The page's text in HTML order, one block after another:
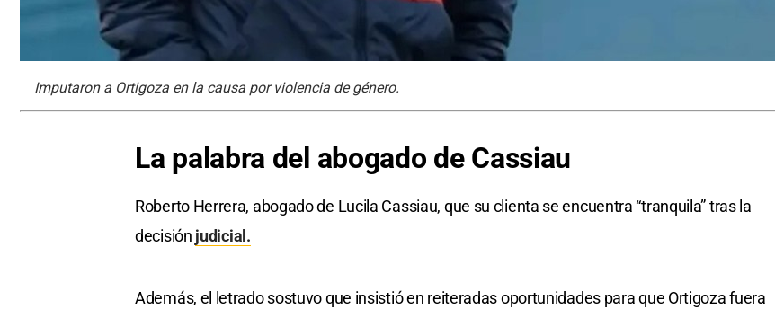
Imputaron a Ortigoza en la causa por violencia de género.
La palabra del abogado de Cassiau
Roberto Herrera, abogado de Lucila Cassiau, que su clienta se encuentra “tranquila” tras la
decisión judicial.
Además, el letrado sostuvo que insistió en reiteradas oportunidades para que Ortigoza fuera